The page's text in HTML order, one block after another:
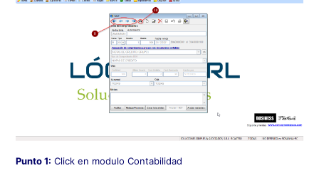
Punto 1: Click en modulo Contabilidad